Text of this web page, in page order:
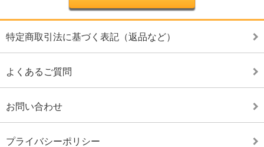
特定商取引法に基づく表記（返品など）
よくあるご質問
お問い合わせ
プライバシーポリシー